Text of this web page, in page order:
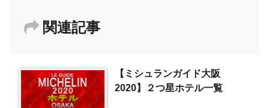
関連記事
【ミシュランガイド大阪
2020】２つ星ホテル一覧